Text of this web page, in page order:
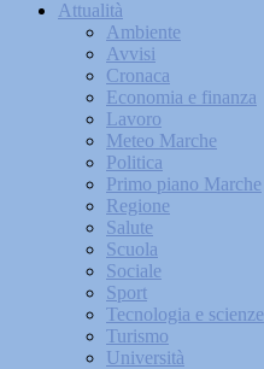
Attualità
Ambiente
Avvisi
Cronaca
Economia e finanza
Lavoro
Meteo Marche
Politica
Primo piano Marche
Regione
Salute
Scuola
Sociale
Sport
Tecnologia e scienze
Turismo
Università